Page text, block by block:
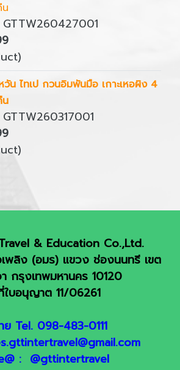
GTTW260427001
วัน ไทเป กวนอิมพันมือ เกาะเหอผิง 4
GTTW260317001
& Education Co.,Ltd.
พลิง (อมร) แขวง ช่องนนทรี เขต
กรุงเทพมหานคร 10120
ใบอนุญาต 11/06261
ย Tel. 098-483-0111
: @gttintertravel